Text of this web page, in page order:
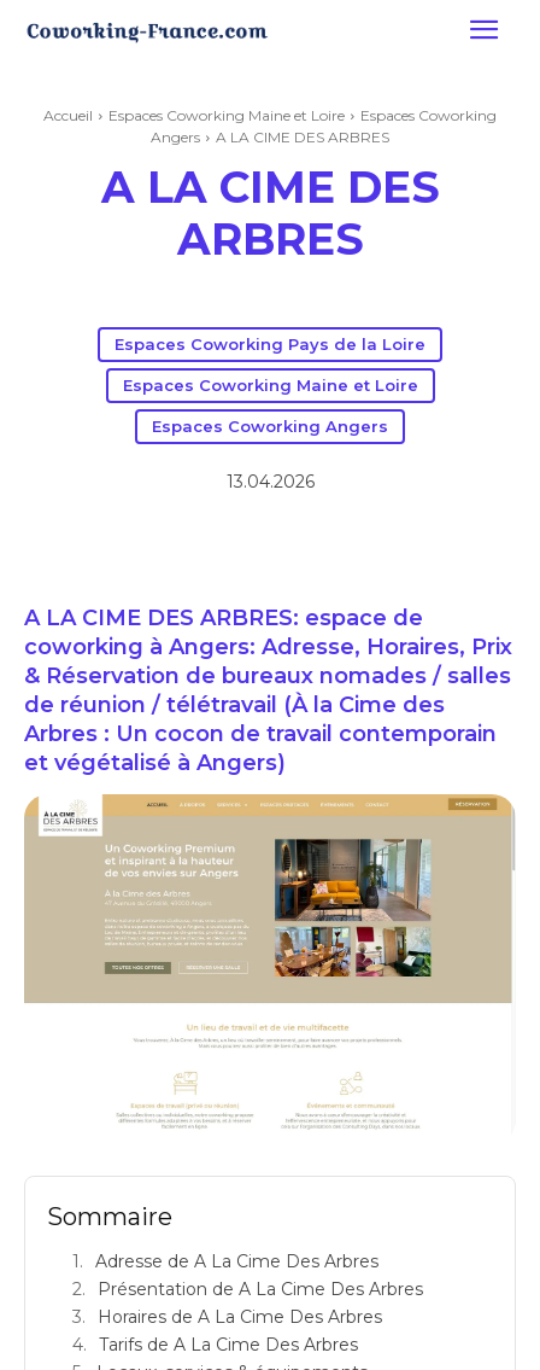
Accueil Espaces Coworking Maine et Loire
Espaces Coworking
Angers
A LA CIME DES ARBRES
A LA CIME DES
ARBRES
Espaces Coworking Pays de la Loire
Espaces Coworking Maine et Loire
Espaces Coworking Angers
13.04.2026
A LA CIME DES ARBRES: espace de
coworking à Angers: Adresse, Horaires, Prix
& Réservation de bureaux nomades / salles
de réunion / télétravail (À la Cime des
Arbres : Un cocon de travail contemporain
et végétalisé à Angers)
A LA CIME DES ARBRES: espace de coworking à Angers: Adresse
Sommaire
Adresse de A La Cime Des Arbres
Présentation de A La Cime Des Arbres
Horaires de A La Cime Des Arbres
Tarifs de A La Cime Des Arbres